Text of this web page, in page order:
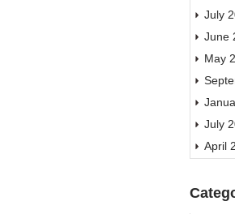
July
June
May
July
April